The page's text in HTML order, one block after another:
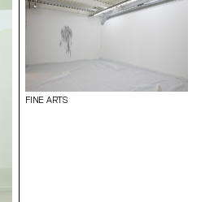
workshop, Santo Stefano di
Camastra (Italy) and Tindaro
Gagliano. A proposal by
Samuel Gross and Denis
Savary Opening Wednesday,
March 27 at 6 pm Exhibition
from March 28 to April 5 from
10 am to 5 pm
FINE ARTS